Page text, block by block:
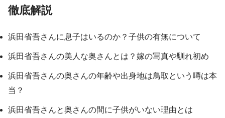
徹底解説
浜田省吾さんに息子はいるのか？子供の有無について
浜田省吾さんの美人な奥さんとは？嫁の写真や馴れ初め
浜田省吾さんの奥さんの年齢や出身地は鳥取という噂は本
当？
浜田省吾さんと奥さんの間に子供がいない理由とは